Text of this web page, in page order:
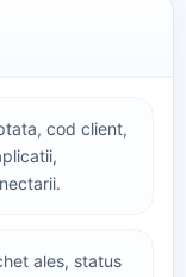
cod client,
ales, status